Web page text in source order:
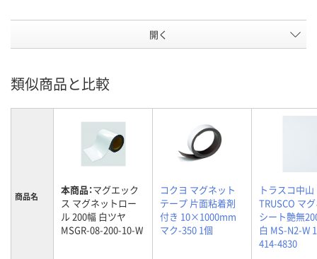
開く
類似商品と比較
商品名 本商品：マグエック
ス マグネットロー
ル 200幅 白ツヤ
MSGR-08-200-10-W
コクヨ マグネット
テープ 片面粘着剤
付き 10×1000mm
マク-350 1個
トラスコ中山
TRUSCO マ
シート艶無
白 MS-N2-W
414-4830